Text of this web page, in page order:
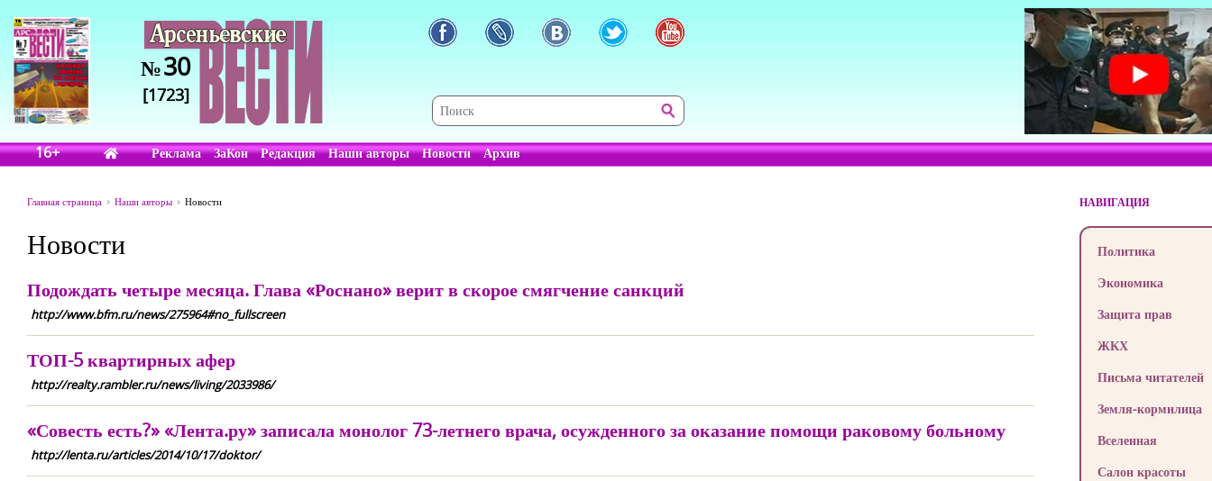
№30
[1723]
16+ Реклама ЗаКон Редакция Наши авторы Новости Архив
Главная страница Наши авторы Новости
Новости
Подождать четыре месяца. Глава «Роснано» верит в скорое смягчение санкций
http://www.bfm.ru/news/275964#no_fullscreen
ТОП-5 квартирных афер
http://realty.rambler.ru/news/living/2033986/
«Совесть есть?» «Лента.ру» записала монолог 73-летнего врача, осужденного за оказание помощи раковому больному
http://lenta.ru/articles/2014/10/17/doktor/
НАВИГАЦИЯ
Политика
Экономика
Защита прав
ЖКХ
Письма читателей
Земля-кормилица
Вселенная
Салон красоты